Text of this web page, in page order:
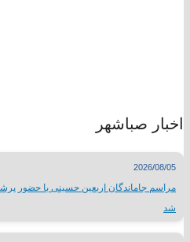
اخبار صباشهر
2026/08/05
مراسم جاماندگان اربعین حسینی با حضور
شد